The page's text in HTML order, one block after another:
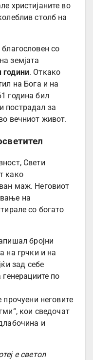
христијаните во
столб на
со
земјата
години. Откако
на Бога и на
година бил
пострадал за
вечниот живот.
Свети
како
маж. Неговиот
на
со богато
бројни
на грчки и на
зад себе
по
прочуени неговите
кои сведочат
и
е светол